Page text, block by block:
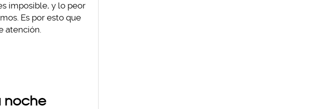
imposible, y lo peor
Es por esto que
atención.
noche